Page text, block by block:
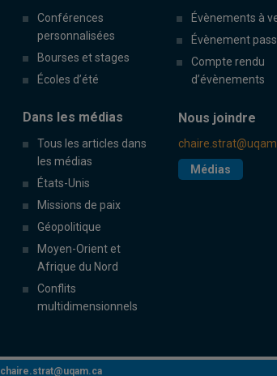
Conférences
personnalisées
Bourses et stages
Écoles d’été
Évènements à
Évènement
Compte rendu
d’évènements
Dans les médias
Tous les articles dans
les médias
États-Unis
Missions de paix
Géopolitique
Moyen-Orient et
Afrique du Nord
Conflits
multidimensionnels
Nous joindre
Médias
chaire.strat@uqam.ca